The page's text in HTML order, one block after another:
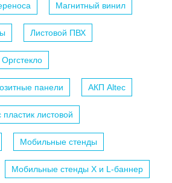
Магнитный винил
Листовой ПВХ
Оргстекло
панели АКП Altec
пластик листовой
Мобильные стенды
Мобильные стенды X и L-баннер